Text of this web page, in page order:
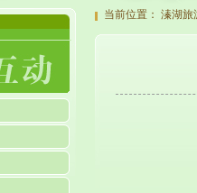
当前位置： 溱湖旅